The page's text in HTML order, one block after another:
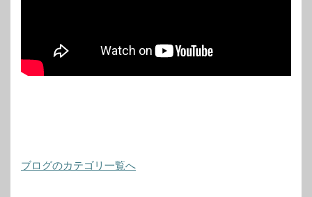
ブログのカテゴリ一覧へ